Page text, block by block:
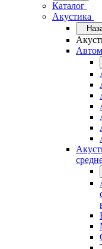
Каталог
Акустика